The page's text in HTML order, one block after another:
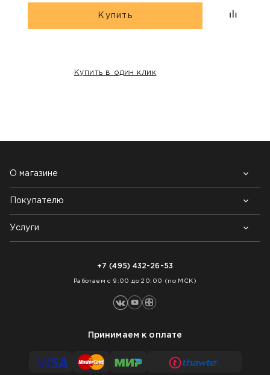
Купить
Купить в один клик
О магазине
Почему выбирают нас
Контакты
Блог
Покупателю
Возврат товара
Как заказать
Услуги
+7 (495) 432-26-53
Работаем с 9:00 до 20:00 (по МСК)
Принимаем к оплате